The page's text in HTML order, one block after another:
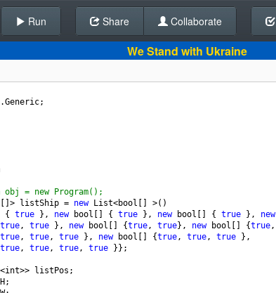
Back To Editor
Run Share Collaborate
We Stand with Ukraine
.Generic;
= new Program();
> listShip = new List<bool >()
{ true }, new bool [] { true }, new bool [] { true }, new
true, true }, new bool [] {true, true}, new bool [] {true,
true, true, true }, new bool [] {true, true, true },
true, true, true, true }};
<int>> listPos ;
;